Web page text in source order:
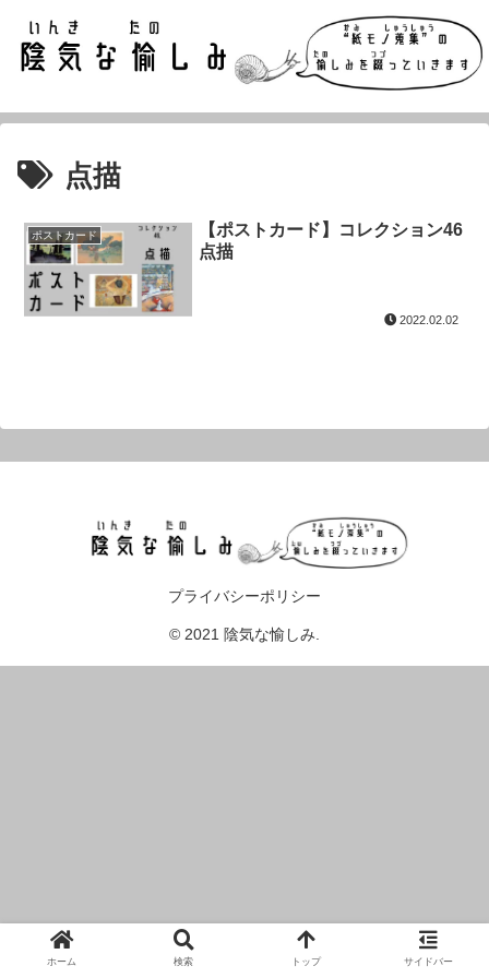
点描
ポストカード
【ポストカード】コレクション46
点描
2022.02.02
プライバシーポリシー
© 2021 陰気な愉しみ.
ホーム 検索 トップ サイドバー